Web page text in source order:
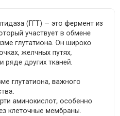
(ГГТ) — это фермент из
участвует в обмене
глутатиона. Он широко
желчных путях,
других тканей.
глутатиона, важного
аминокислот, особенно
клеточные мембраны.